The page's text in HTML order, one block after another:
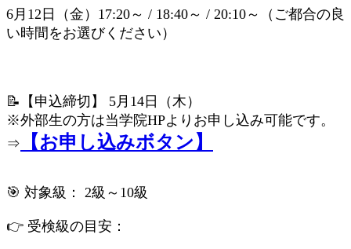
6月12日（金）17:20～ / 18:40～ / 20:10～（ご都合の良
い時間をお選びください）
📝【申込締切】 5月14日（木）
※外部生の方は当学院HPよりお申し込み可能です。
⇒
【お申し込みボタン】
🎯 対象級： 2級～10級
👉 受検級の目安：